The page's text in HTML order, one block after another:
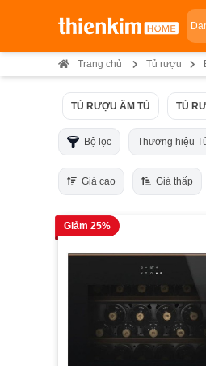
Trang chủ Tủ rượu
TỦ RƯỢU ÂM TỦ TỦ
Bộ lọc Thương hiệu
Giá cao Giá thấp
Giảm 25%